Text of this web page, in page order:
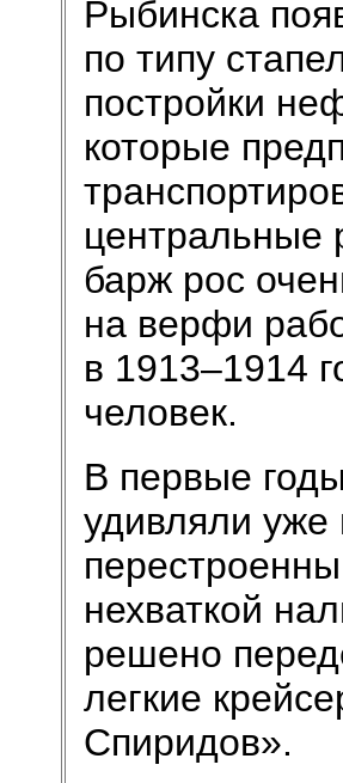
Рыбинска
по типу
постройки
которые
центральные
барж рос
на верфи
в 1913–1914
человек.
В первые
удивляли
нехваткой
решено
легкие
Спиридов».